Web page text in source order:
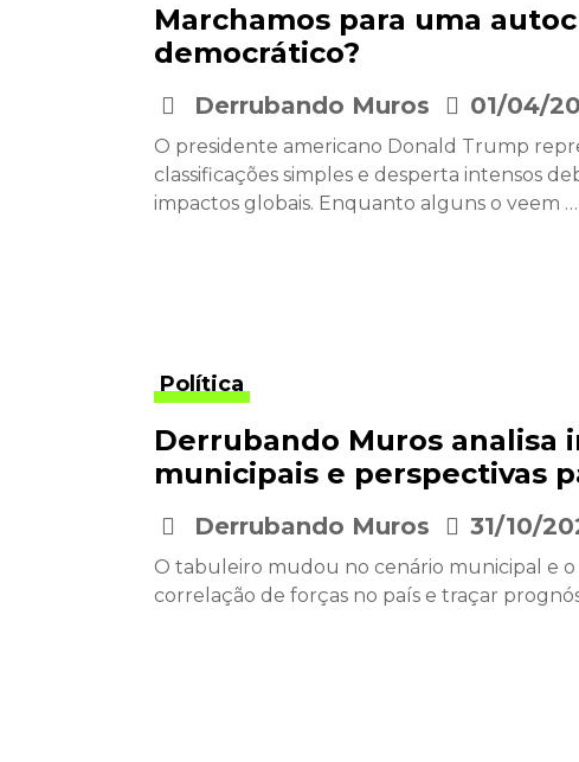
Marchamos para uma
democrático?
Derrubando Muros 01/04/
O presidente americano Donald Trump
classificações simples e desperta intensos
impactos globais. Enquanto alguns o veem …
Política
Derrubando Muros analisa
municipais e perspectivas
Derrubando Muros 31/10/
O tabuleiro mudou no cenário municipal e o
correlação de forças no país e traçar